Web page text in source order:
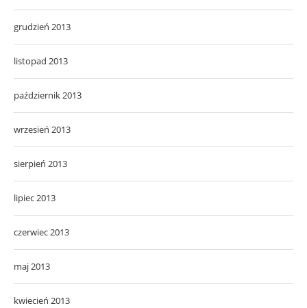
grudzień 2013
listopad 2013
październik 2013
wrzesień 2013
sierpień 2013
lipiec 2013
czerwiec 2013
maj 2013
kwiecień 2013